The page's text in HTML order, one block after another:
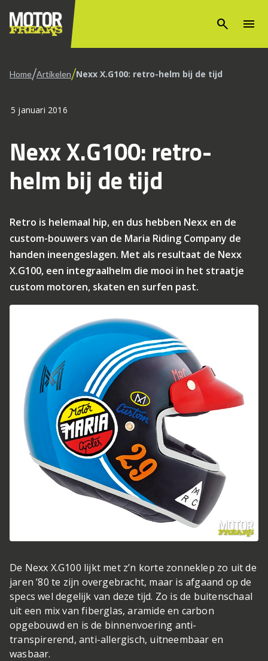
search menu
Home/Artikelen/Nexx X.G100: retro-helm bij de tijd
5 januari 2016
Nexx X.G100: retro-
helm bij de tijd
Retro is helemaal hip, en dus hebben Nexx en de
custom-bouwers van de Maria Riding Company de
handen ineengeslagen. Met als resultaat de Nexx
X.G100, een integraalhelm die mooi in het straatje
custom motoren, skaten en surfen past.
De Nexx X.G100 lijkt met z’n korte zonneklep zo uit de
jaren ’80 te zijn overgebracht, maar is afgaand op de
specs wel degelijk van deze tijd. Zo is de buitenschaal
uit een mix van fiberglas, aramide en carbon
opgebouwd en is de binnenvoering anti-
transpirerend, anti-allergisch, uitneembaar en
wasbaar.